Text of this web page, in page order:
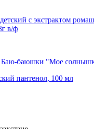
с экстрактом
в/ф
Баю-баюшки "Мое
пантенол, 100 мл